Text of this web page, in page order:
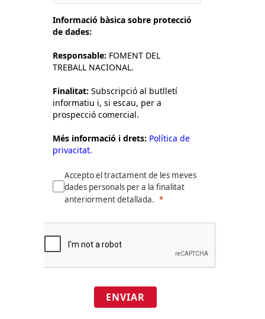
Informació bàsica sobre protecció
de dades:
Responsable: FOMENT DEL
TREBALL NACIONAL.
Finalitat: Subscripció al butlletí
informatiu i, si escau, per a
prospecció comercial.
Més informació i drets: Política de
privacitat.
Accepto el tractament de les meves
dades personals per a la finalitat
anteriorment detallada.
ENVIAR